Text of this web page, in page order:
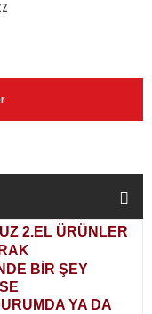
2.EL ÜRÜNLER
BİR ŞEY
YA DA